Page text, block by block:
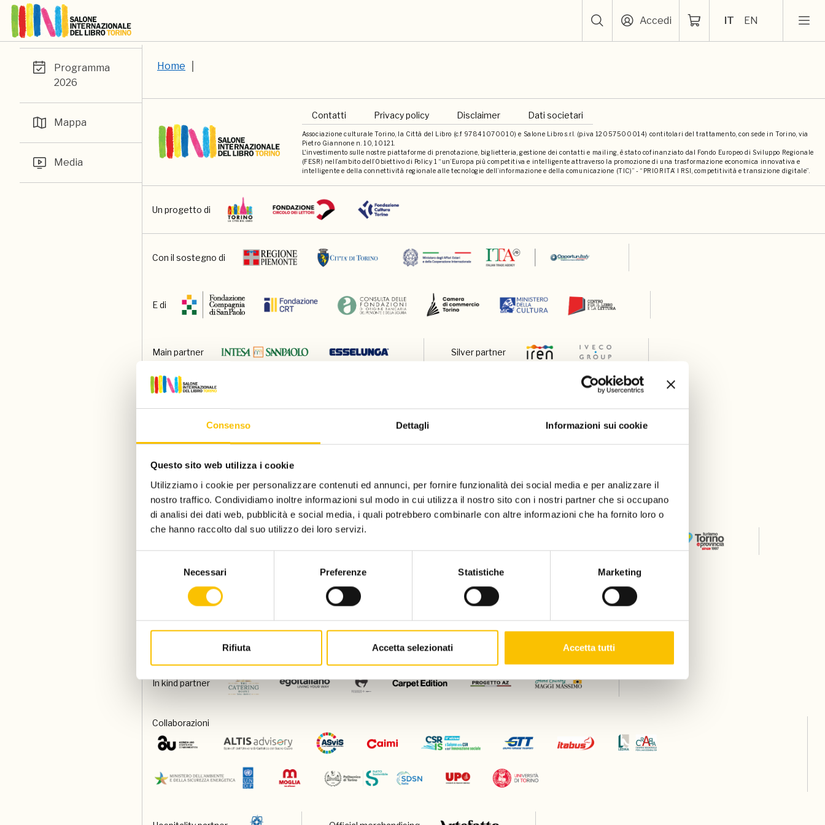
Consenso Dettagli Informazioni sui cookie
Questo sito web utilizza i cookie
Utilizziamo i cookie per personalizzare contenuti ed annunci, per fornire funzionalità dei social media e per analizzare il
nostro traffico. Condividiamo inoltre informazioni sul modo in cui utilizza il nostro sito con i nostri partner che si occupano
di analisi dei dati web, pubblicità e social media, i quali potrebbero combinarle con altre informazioni che ha fornito loro o
che hanno raccolto dal suo utilizzo dei loro servizi.
Necessari Preferenze Statistiche Marketing
Rifiuta Accetta selezionati Accetta tutti
Accedi IT EN
Programma
2026
Mappa
Media
Home
Associazione culturale Torino, la Città del Libro (c.f 97841070010) e Salone Libro s.r.l. (p.iva 12057500014) contitolari del trattamento, con sede in Torino, via
Pietro Giannone n. 10, 10121.
L'investimento sulle nostre piattaforme di prenotazione, biglietteria, gestione dei contatti e mailing, è stato cofinanziato dal Fondo Europeo di Sviluppo Regionale
(FESR) nell’ambito dell’Obiettivo di Policy 1 “un’Europa più competitiva e intelligente attraverso la promozione di una trasformazione economica innovativa e
intelligente e della connettività regionale alle tecnologie dell’informazione e della comunicazione (TIC)” - “PRIORITA’ I RSI, competitività e transizione digitale”.
Contatti Privacy policy Disclaimer Dati societari
Un progetto di
Con il sostegno di
E di
Main partner Silver partner
Partner
Con il contributo di Charity partner
Special venue Con il patrocinio di
In kind partner
Collaborazioni